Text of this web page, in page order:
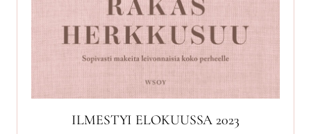
ILMESTYI ELOKUUSSA 2023